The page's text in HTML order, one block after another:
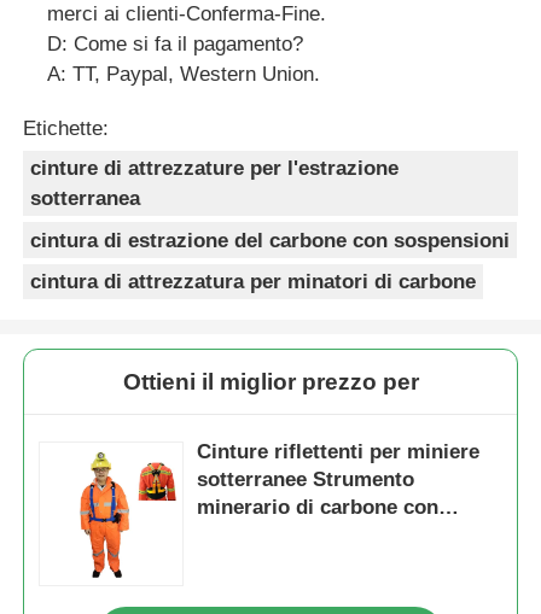
merci ai clienti-Conferma-Fine.
D: Come si fa il pagamento?
A: TT, Paypal, Western Union.
Etichette:
cinture di attrezzature per l'estrazione
sotterranea
cintura di estrazione del carbone con sospensioni
cintura di attrezzatura per minatori di carbone
Ottieni il miglior prezzo per
Cinture riflettenti per miniere
sotterranee Strumento
minerario di carbone con